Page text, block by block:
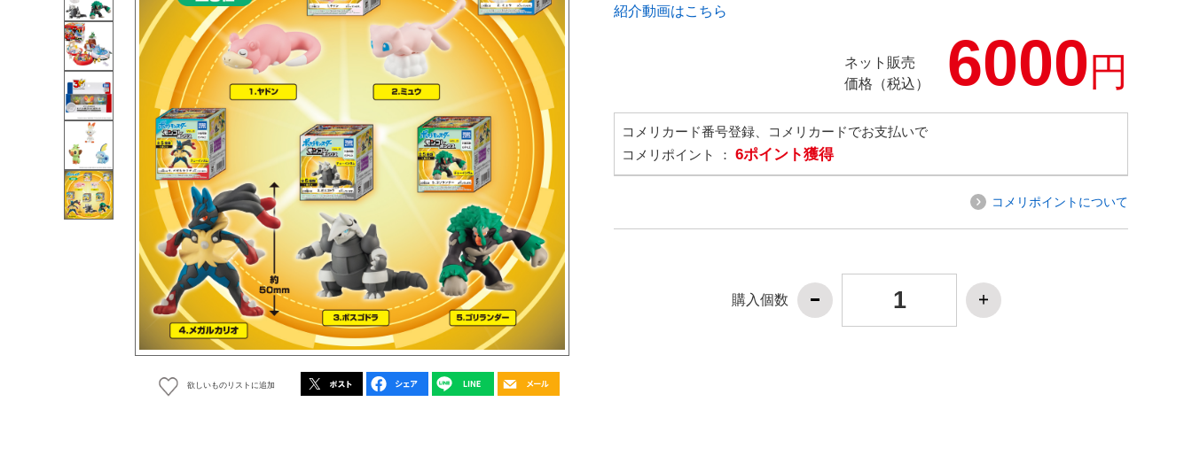
欲しいものリストに追加
紹介動画はこちら
ネット販売
価格（税込）
6000円
コメリカード番号登録、コメリカードでお支払いで
コメリポイント ： 6ポイント獲得
コメリポイントについて
購入個数